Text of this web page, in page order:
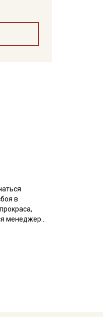
в
менеджер
метраж.